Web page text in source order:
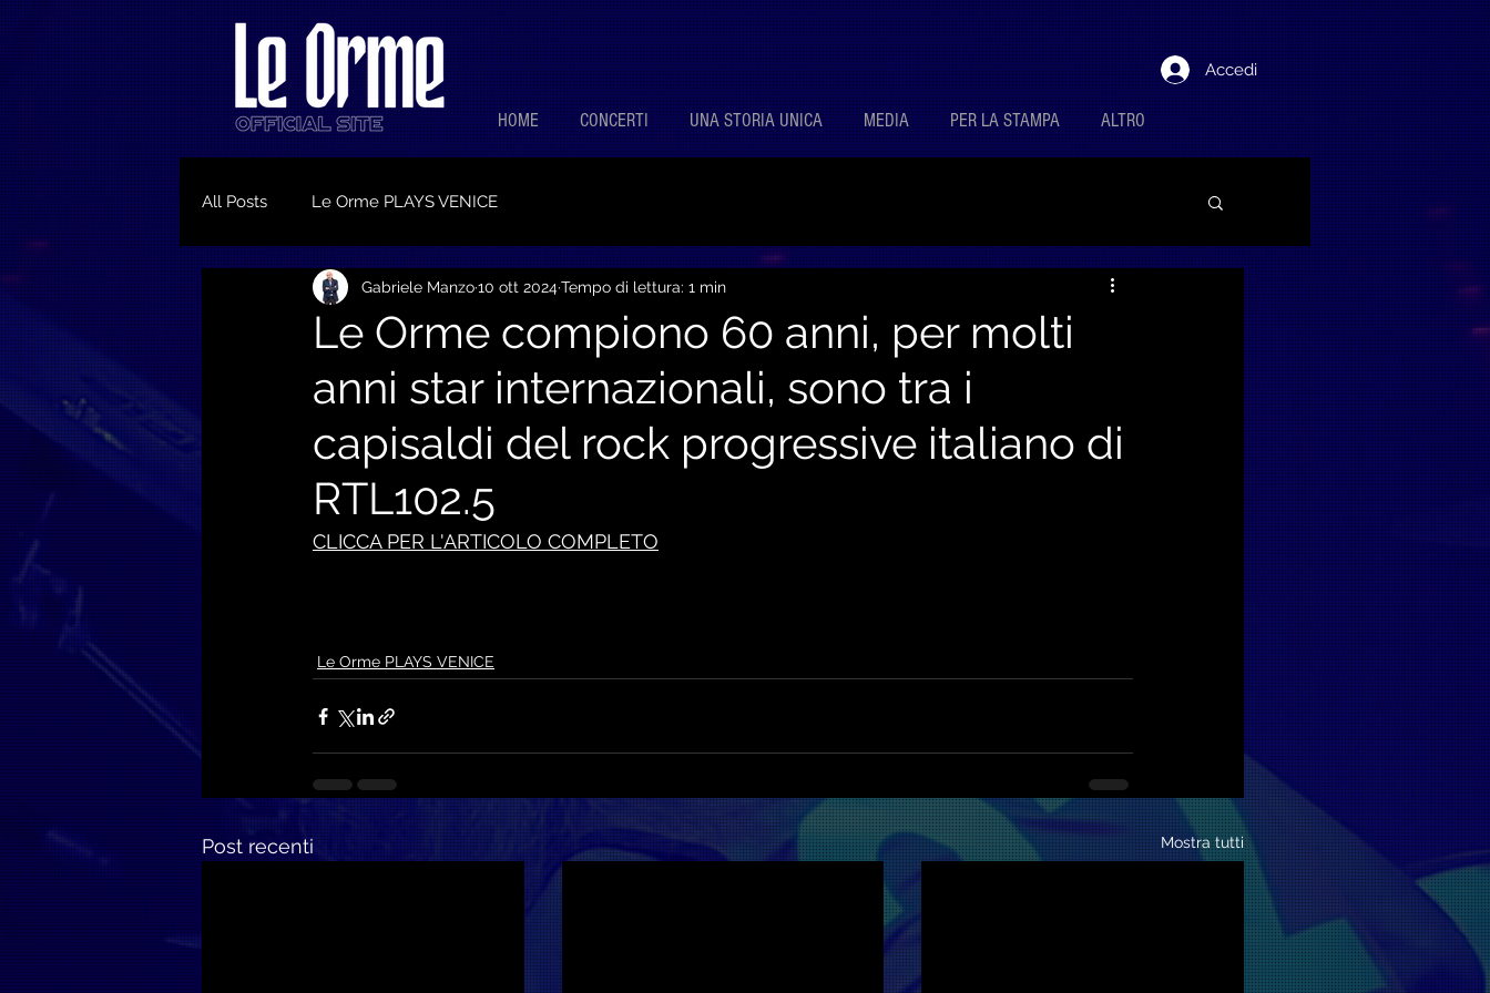
Accedi
HOME CONCERTI UNA STORIA UNICA MEDIA PER LA STAMPA ALTRO
All Posts Le Orme PLAYS VENICE
Le Orme compiono 60 anni, per molti
anni star internazionali, sono tra i
capisaldi del rock progressive italiano di
RTL102.5
Gabriele Manzo10 ott 2024Tempo di lettura: 1 min
CLICCA PER L'ARTICOLO COMPLETO
Le Orme PLAYS VENICE
Post recenti Mostra tutti